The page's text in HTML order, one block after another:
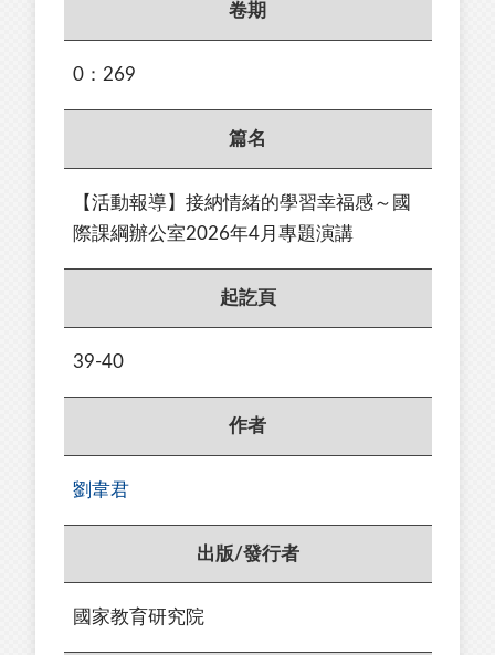
卷期
0：269
篇名
【活動報導】接納情緒的學習幸福感～國
際課綱辦公室2026年4月專題演講
起訖頁
39-40
作者
劉韋君
出版/發行者
國家教育研究院